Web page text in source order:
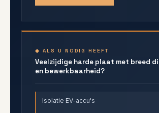
◆ ALS U NODIG HEEFT
Veelzijdige harde plaat met breed
en bewerkbaarheid?
Isolatie EV-accu's